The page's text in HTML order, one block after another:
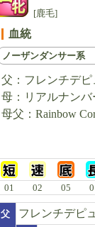
[鹿毛]
血統
ノーザンダンサー系
父： フレンチデピ
母： リアルナンバ
母父： Rainbow
01 02 05
父 フレンチデピ